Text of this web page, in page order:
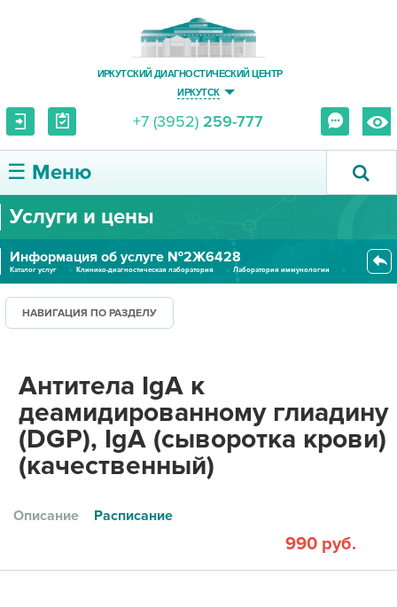
ИРКУТСКИЙ ДИАГНОСТИЧЕСКИЙ ЦЕНТР
ИРКУТСК
+7 (3952) 259-777
☰ Меню
О ЦЕНТРЕ
УСЛУГИ И ЦЕНЫ
ПАЦИЕНТУ
ПРАВОВАЯ ИНФОРМАЦИЯ
Услуги и цены
Информация об услуге №2Ж6428
Каталог услуг Клинико-диагностическая лаборатория
Лаборатория иммунологии
НАВИГАЦИЯ ПО РАЗДЕЛУ
Антитела IgA к
деамидированному глиадину
(DGP), IgA (сыворотка крови)
(качественный)
Описание Расписание
990 руб.